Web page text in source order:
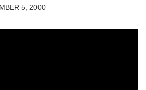
5, 2000